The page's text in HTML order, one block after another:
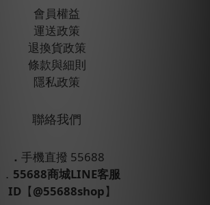
會員權益
運送政策
退換貨政策
條款與細則
隱私政策
聯絡我們
． 手機直撥 55688
． 55688商城LINE客服
ID 【@55688shop】